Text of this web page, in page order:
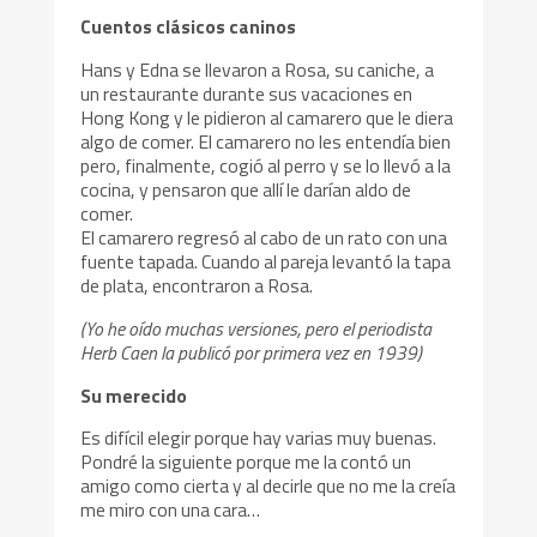
Cuentos clásicos caninos
Hans y Edna se llevaron a Rosa, su caniche, a
un restaurante durante sus vacaciones en
Hong Kong y le pidieron al camarero que le diera
algo de comer. El camarero no les entendía bien
pero, finalmente, cogió al perro y se lo llevó a la
cocina, y pensaron que allí le darían aldo de
comer.
El camarero regresó al cabo de un rato con una
fuente tapada. Cuando al pareja levantó la tapa
de plata, encontraron a Rosa.
(Yo he oído muchas versiones, pero el periodista
Herb Caen la publicó por primera vez en 1939)
Su merecido
Es difícil elegir porque hay varias muy buenas.
Pondré la siguiente porque me la contó un
amigo como cierta y al decirle que no me la creía
me miro con una cara…